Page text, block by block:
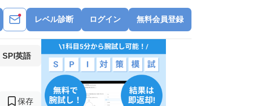
レベル診断 ログイン 無料会員登録
SPI英語
保存